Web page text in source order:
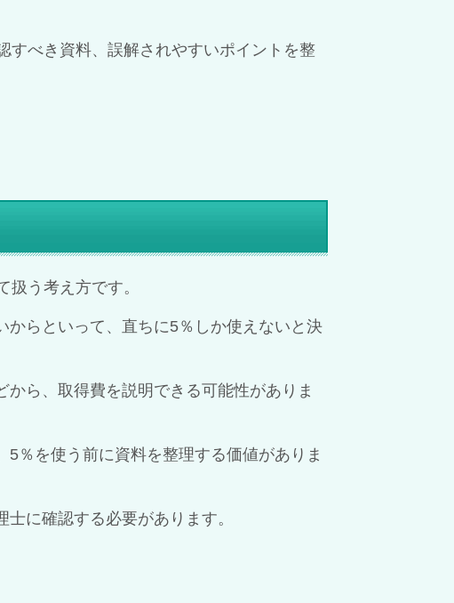
すべき資料、誤解されやすいポイントを整
う考え方です。
らといって、直ちに5％しか使えないと決
ら、取得費を説明できる可能性がありま
％を使う前に資料を整理する価値がありま
に確認する必要があります。